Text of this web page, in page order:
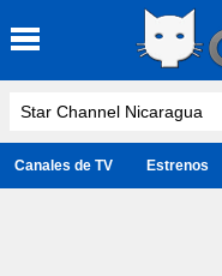
Canales de TV Estrenos